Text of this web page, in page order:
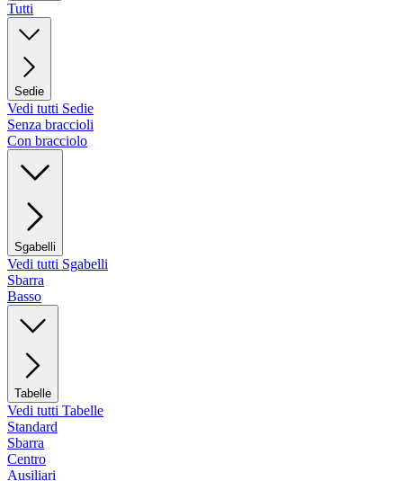
Tutti
Sedie
Vedi tutti Sedie
Senza braccioli
Con bracciolo
Sgabelli
Vedi tutti Sgabelli
Sbarra
Basso
Tabelle
Vedi tutti Tabelle
Standard
Sbarra
Centro
Ausiliari